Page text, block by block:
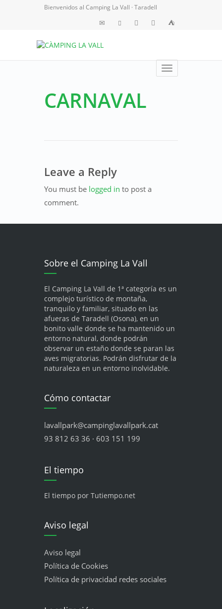
Bienvenidos al Camping La Vall · Taradell
Toggle
navigation
CARNAVAL
Leave a Reply
You must be logged in to post a
comment.
Sobre el Camping La Vall
El Camping La Vall de 1ª categoría es un
complejo turístico de montaña,
tranquilo y familiar, situado en las
afueras de Taradell (Osona), en un
bonito valle donde se ha mantenido un
entorno natural, donde podrán
observar un estaño donde se paran las
aves migratorias. Podrán disfrutar de la
naturaleza en un entorno inolvidable.
Cómo contactar
lavallpark@campinglavallpark.cat
93 812 63 36 · 603 151 199
El tiempo
El tiempo por Tutiempo.net
Aviso legal
Aviso legal
Política de Cookies
Política de privacidad redes sociales